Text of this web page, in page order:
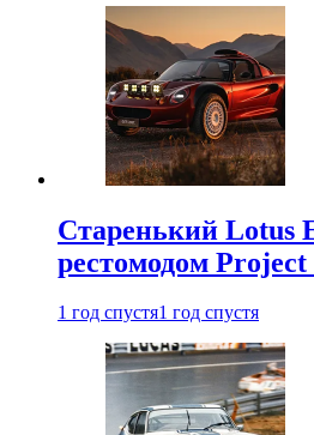
Старенький Lotus
рестомодом
1 год спустя1 год спустя